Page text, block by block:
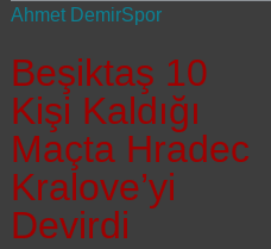
Ahmet DemirSpor
Beşiktaş 10
Kişi Kaldığı
Maçta Hradec
Kralove’yi
Devirdi